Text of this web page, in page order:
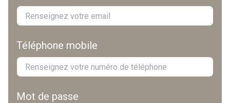
Téléphone mobile
Mot de passe